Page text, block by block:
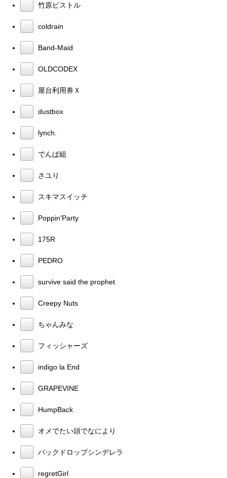
竹原ピストル
coldrain
Band-Maid
OLDCODEX
屋台利用券Ｘ
dustbox
lynch.
でんぱ組
さユり
スキマスイッチ
Poppin'Party
175R
PEDRO
survive said the prophet
Creepy Nuts
ちゃんみな
フィッシャーズ
indigo la End
GRAPEVINE
HumpBack
オメでたい頭でなにより
バックドロップシンデレラ
regretGirl